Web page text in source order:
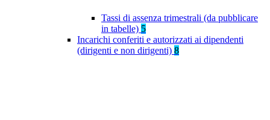
Tassi di assenza trimestrali (da pubblicare
in tabelle) 5
Incarichi conferiti e autorizzati ai dipendenti
(dirigenti e non dirigenti) 8